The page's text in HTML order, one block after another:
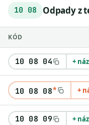
10 08 Odpady z
KÓD
10 08 04 +
10 08 08* +
10 08 09 +